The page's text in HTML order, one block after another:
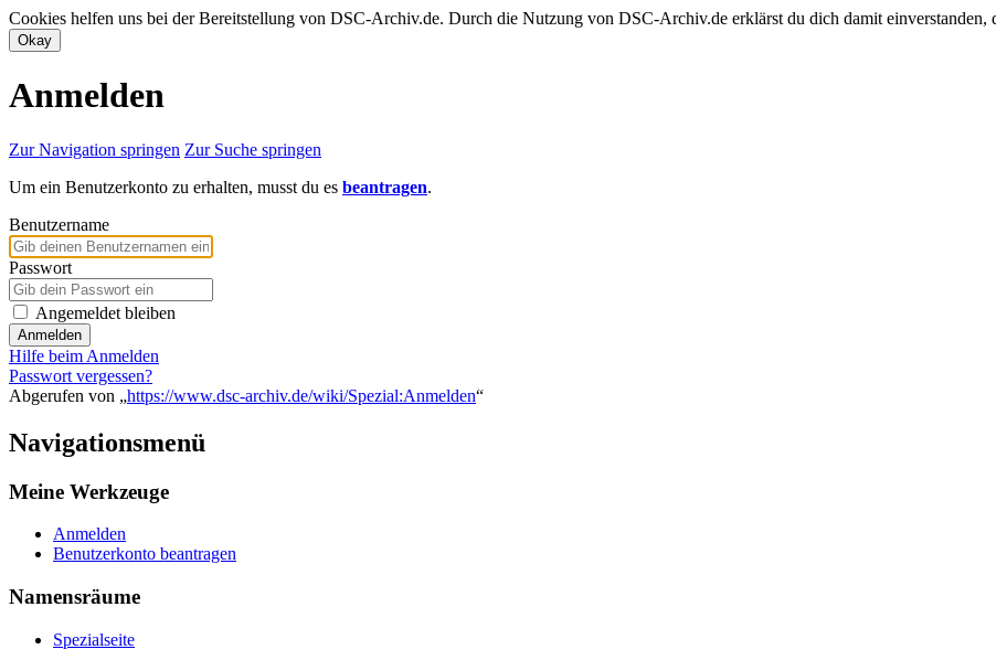
Cookies helfen uns bei der Bereitstellung von DSC-Archiv.de. Durch die Nutzung von DSC-Archiv.de erklärst du dich damit einverstanden,
Anmelden
Zur Navigation springen Zur Suche springen
Um ein Benutzerkonto zu erhalten, musst du es beantragen.
Benutzername
Passwort
Angemeldet bleiben
Anmelden
Hilfe beim Anmelden
Passwort vergessen?
Abgerufen von „https://www.dsc-archiv.de/wiki/Spezial:Anmelden“
Navigationsmenü
Meine Werkzeuge
Anmelden
Benutzerkonto beantragen
Namensräume
Spezialseite